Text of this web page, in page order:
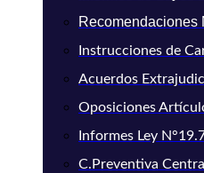
Recomendaciones
Instrucciones de
Acuerdos
Oposiciones
Informes Ley
C.Preventiva